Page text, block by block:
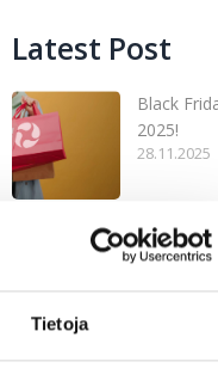
Tietoja
Latest Post
Black
2025!
28.11.2025
Kevään
nyt
Softcare